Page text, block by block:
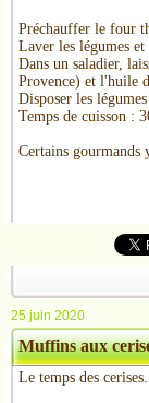
Préchauffer le four
Laver les légumes
Dans un saladier,
Provence) et l'huile
Disposer les
Temps de cuisson :
Certains gourmands
25 juin 2020
Muffins aux
Le temps des